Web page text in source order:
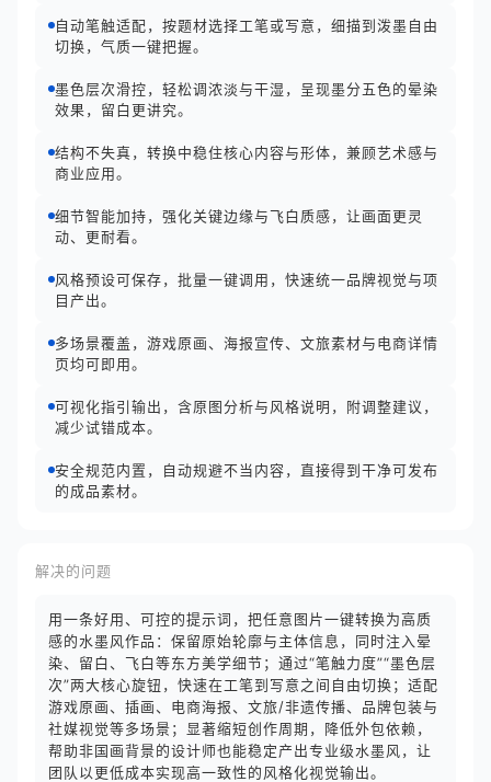
自动笔触适配，按题材选择工笔或写意，细描到泼墨自由
切换，气质一键把握。
墨色层次滑控，轻松调浓淡与干湿，呈现墨分五色的晕染
效果，留白更讲究。
结构不失真，转换中稳住核心内容与形体，兼顾艺术感与
商业应用。
细节智能加持，强化关键边缘与飞白质感，让画面更灵
动、更耐看。
风格预设可保存，批量一键调用，快速统一品牌视觉与项
目产出。
多场景覆盖，游戏原画、海报宣传、文旅素材与电商详情
页均可即用。
可视化指引输出，含原图分析与风格说明，附调整建议，
减少试错成本。
安全规范内置，自动规避不当内容，直接得到干净可发布
的成品素材。
解决的问题
用一条好用、可控的提示词，把任意图片一键转换为高质
感的水墨风作品：保留原始轮廓与主体信息，同时注入晕
染、留白、飞白等东方美学细节；通过“笔触力度”“墨色层
次”两大核心旋钮，快速在工笔到写意之间自由切换；适配
游戏原画、插画、电商海报、文旅/非遗传播、品牌包装与
社媒视觉等多场景；显著缩短创作周期，降低外包依赖，
帮助非国画背景的设计师也能稳定产出专业级水墨风，让
团队以更低成本实现高一致性的风格化视觉输出。